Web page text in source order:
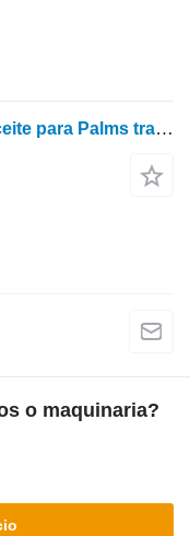
Maximus NCP1474 enfriador de aceite para Palms tractor forestal
o maquinaria?